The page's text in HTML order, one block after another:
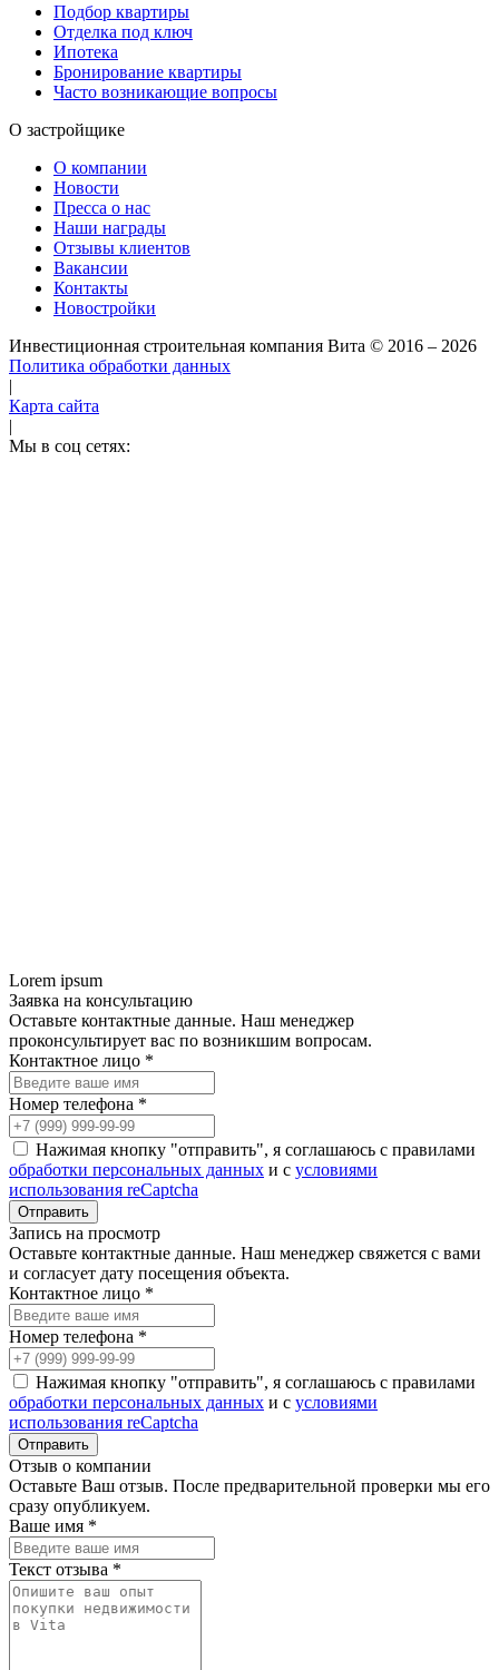
Подбор квартиры
Отделка под ключ
Ипотека
Бронирование квартиры
Часто возникающие вопросы
О застройщике
О компании
Новости
Пресса о нас
Наши награды
Отзывы клиентов
Вакансии
Контакты
Новостройки
Инвестиционная строительная компания Вита © 2016 – 2026
Политика обработки данных
|
Карта сайта
|
Мы в соц сетях:
Lorem ipsum
Заявка на консультацию
Оставьте контактные данные. Наш менеджер
проконсультирует вас по возникшим вопросам.
Контактное лицо *
Номер телефона *
Нажимая кнопку "отправить", я соглашаюсь с правилами
обработки персональных данных и с условиями
использования reCaptcha
Запись на просмотр
Оставьте контактные данные. Наш менеджер свяжется с вами
и согласует дату посещения объекта.
Контактное лицо *
Номер телефона *
Нажимая кнопку "отправить", я соглашаюсь с правилами
обработки персональных данных и с условиями
использования reCaptcha
Отзыв о компании
Оставьте Ваш отзыв. После предварительной проверки мы его
сразу опубликуем.
Ваше имя *
Текст отзыва *